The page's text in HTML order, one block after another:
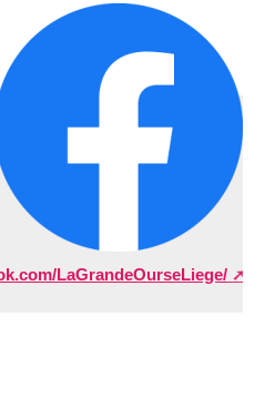
LaGrandeOurseLiege/